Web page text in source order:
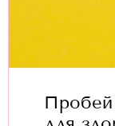
Пробей